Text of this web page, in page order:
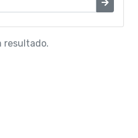
resultado.